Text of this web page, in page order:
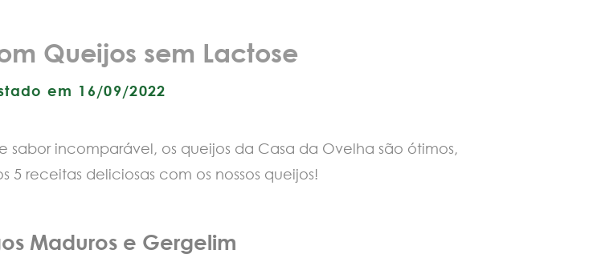
Queijos sem Lactose
em 16/09/2022
incomparável, os queijos da Casa da Ovelha são ótimos,
receitas deliciosas com os nossos queijos!
Maduros e Gergelim